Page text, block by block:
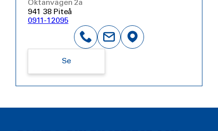
Oktanvägen 2a
941 38 Piteå
0911-12095
Se